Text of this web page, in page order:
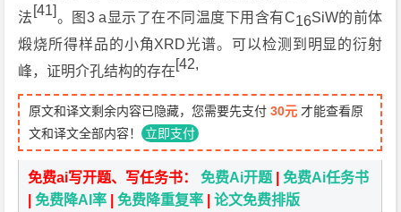
法 [41]。图3 a显示了在不同温度下用含有C16SiW的前体
煅烧所得样品的小角XRD光谱。可以检测到明显的衍射
峰，证明介孔结构的存在[42,
原文和译文剩余内容已隐藏，您需要先支付30元 才能查看原
文和译文全部内容！ 立即支付
免费ai写开题、写任务书：免费Ai开题 |免费Ai任务书
|免费降AI率 |免费降重复率 |论文免费排版